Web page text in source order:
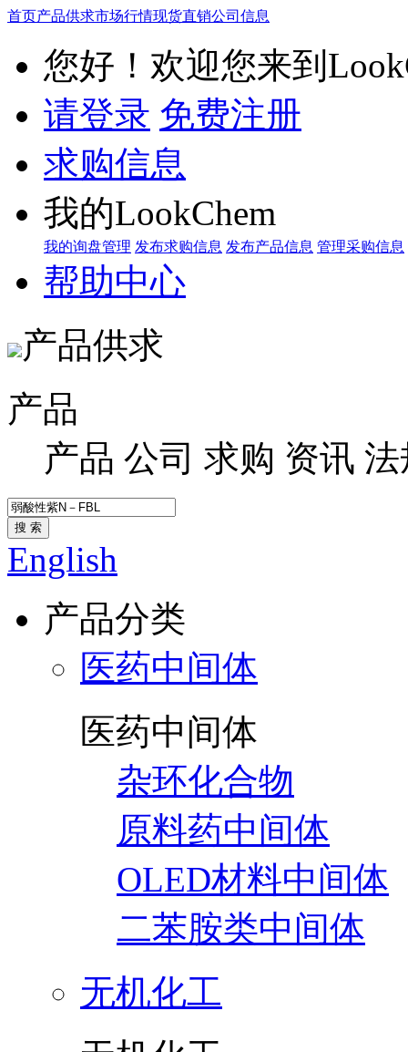
首页产品供求市场行情现货直销公司信息
您好！欢迎您来到
请登录 免费注册
求购信息
我的LookChem
我的询盘管理 发布求购信息 发布产品信息 管理采购信息
帮助中心
产品供求
产品
产品 公司 求购 资讯 法
搜 索
English
产品分类
医药中间体
医药中间体
杂环化合物
原料药中间体
OLED材料中间体
二苯胺类中间体
无机化工